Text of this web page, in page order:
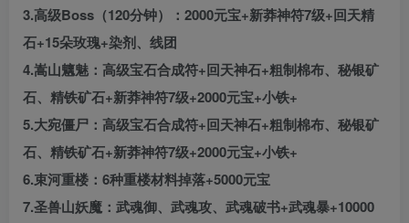
3.高级Boss（120分钟）：2000元宝+新莽神符7级+回天精
石+15朵玫瑰+染剂、线团
4.嵩山魑魅：高级宝石合成符+回天神石+粗制棉布、秘银矿
石、精铁矿石+新莽神符7级+2000元宝+小铁+
5.大宛僵尸：高级宝石合成符+回天神石+粗制棉布、秘银矿
石、精铁矿石+新莽神符7级+2000元宝+小铁+
6.束河重楼：6种重楼材料掉落+5000元宝
7.圣兽山妖魔：武魂御、武魂攻、武魂破书+武魂暴+10000